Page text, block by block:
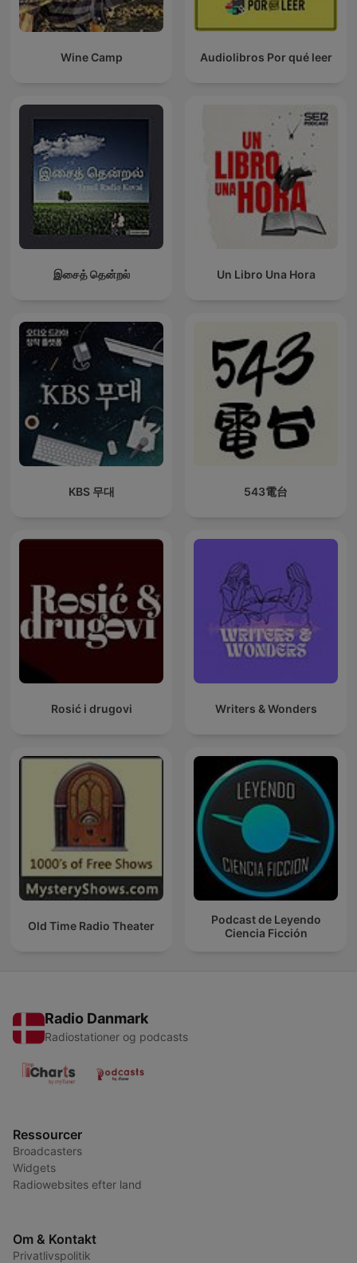
Wine Camp Audiolibros Por qué leer
இசைத் தென்றல் Un Libro Una Hora
KBS 무대 543電台
Rosić i drugovi Writers & Wonders
Old Time Radio Theater
Podcast de Leyendo
Ciencia Ficción
Radio Danmark
Radiostationer og podcasts
Ressourcer
Broadcasters
Widgets
Radiowebsites efter land
Om & Kontakt
Privatlivspolitik